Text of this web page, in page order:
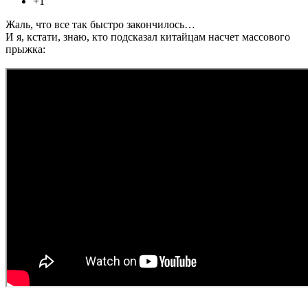
Жаль, что все так быстро закончилось…
И я, кстати, знаю, кто подсказал китайцам насчет массового
прыжка: